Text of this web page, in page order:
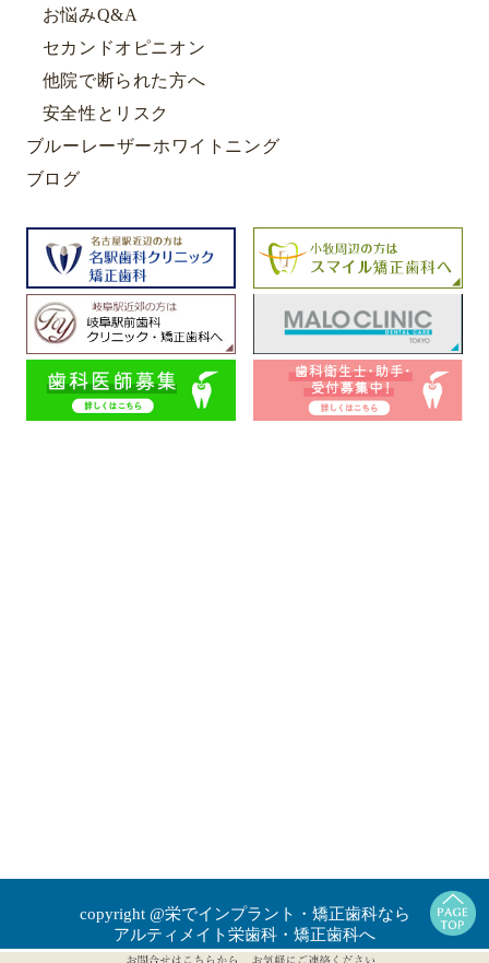
お悩みQ&A
セカンドオピニオン
他院で断られた方へ
安全性とリスク
ブルーレーザーホワイトニング
ブログ
copyright @栄でインプラント・矯正歯科なら
アルティメイト栄歯科・矯正歯科へ